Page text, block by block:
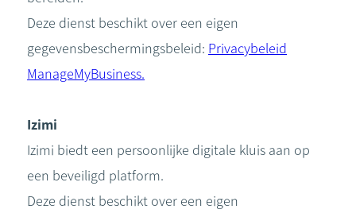
Deze dienst beschikt over een eigen
gegevensbeschermingsbeleid: Privacybeleid
ManageMyBusiness.
Izimi
Izimi biedt een persoonlijke digitale kluis aan op
een beveiligd platform.
Deze dienst beschikt over een eigen